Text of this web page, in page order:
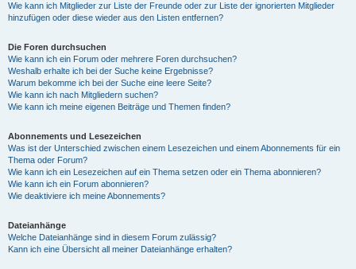
Wie kann ich Mitglieder zur Liste der Freunde oder zur Liste der ignorierten Mitglieder
hinzufügen oder diese wieder aus den Listen entfernen?
Die Foren durchsuchen
Wie kann ich ein Forum oder mehrere Foren durchsuchen?
Weshalb erhalte ich bei der Suche keine Ergebnisse?
Warum bekomme ich bei der Suche eine leere Seite?
Wie kann ich nach Mitgliedern suchen?
Wie kann ich meine eigenen Beiträge und Themen finden?
Abonnements und Lesezeichen
Was ist der Unterschied zwischen einem Lesezeichen und einem Abonnements für ein
Thema oder Forum?
Wie kann ich ein Lesezeichen auf ein Thema setzen oder ein Thema abonnieren?
Wie kann ich ein Forum abonnieren?
Wie deaktiviere ich meine Abonnements?
Dateianhänge
Welche Dateianhänge sind in diesem Forum zulässig?
Kann ich eine Übersicht all meiner Dateianhänge erhalten?